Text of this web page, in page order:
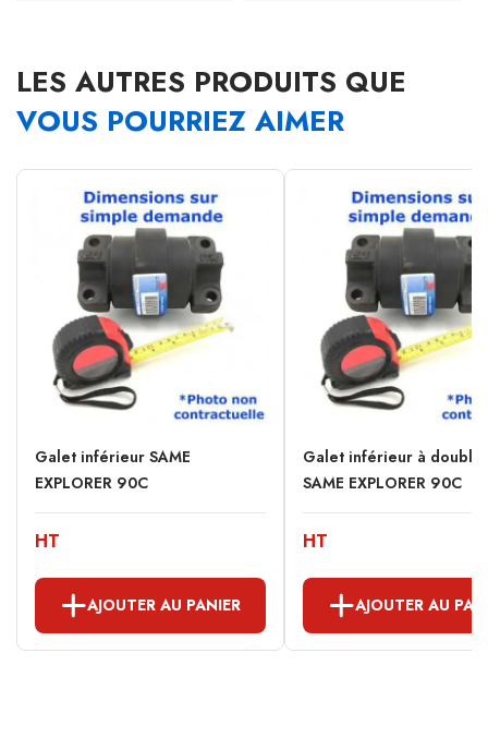
LES AUTRES PRODUITS QUE
VOUS POURRIEZ AIMER
Galet inférieur SAME
EXPLORER 90C
HT
AJOUTER AU PANIER
Galet inférieur à
SAME EXPLORER 90C
HT
AJOUTER AU